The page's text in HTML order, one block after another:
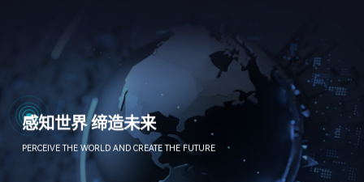
感知世界 缔造未来
PERCEIVE THE WORLD AND CREATE THE FUTURE